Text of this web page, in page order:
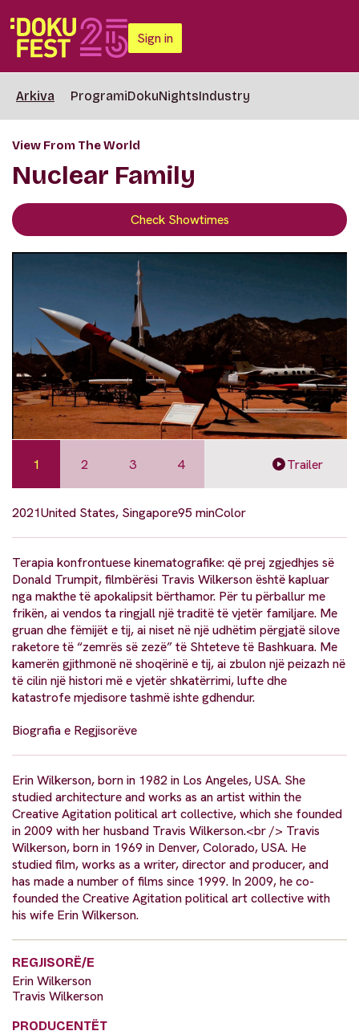
Sign in
Arkiva ProgramiDokuNightsIndustry
View From The World
Nuclear Family
Check Showtimes
1 2 3 4 Trailer
2021United States, Singapore95 minColor
Terapia konfrontuese kinematografike: që prej zgjedhjes së
Donald Trumpit, filmbërësi Travis Wilkerson është kapluar
nga makthe të apokalipsit bërthamor. Për tu përballur me
frikën, ai vendos ta ringjall një traditë të vjetër familjare. Me
gruan dhe fëmijët e tij, ai niset në një udhëtim përgjatë silove
raketore të “zemrës së zezë” të Shteteve të Bashkuara. Me
kamerën gjithmonë në shoqërinë e tij, ai zbulon një peizazh në
të cilin një histori më e vjetër shkatërrimi, lufte dhe
katastrofe mjedisore tashmë ishte gdhendur.
Biografia e Regjisorëve
Erin Wilkerson, born in 1982 in Los Angeles, USA. She
studied architecture and works as an artist within the
Creative Agitation political art collective, which she founded
in 2009 with her husband Travis Wilkerson.<br /> Travis
Wilkerson, born in 1969 in Denver, Colorado, USA. He
studied film, works as a writer, director and producer, and
has made a number of films since 1999. In 2009, he co-
founded the Creative Agitation political art collective with
his wife Erin Wilkerson.
REGJISORË/E
Erin Wilkerson
Travis Wilkerson
PRODUCENTËT